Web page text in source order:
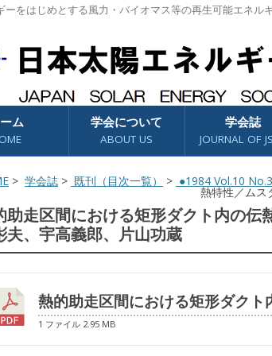
ーをはじめとする風力・バイオマス等の再生可能エネ
スキップ
ム 学会について
ABOUT US
学会誌
JOURNAL OF
> 学会誌 > 既刊（目次一覧） > ●1984 Vol.10
熱特性／ムス
助走区間における矩形ダクト内の伝
夫、宇高義郎、片山功蔵
熱的助走区間における矩形ダクト
1 ファイル 2.95 MB